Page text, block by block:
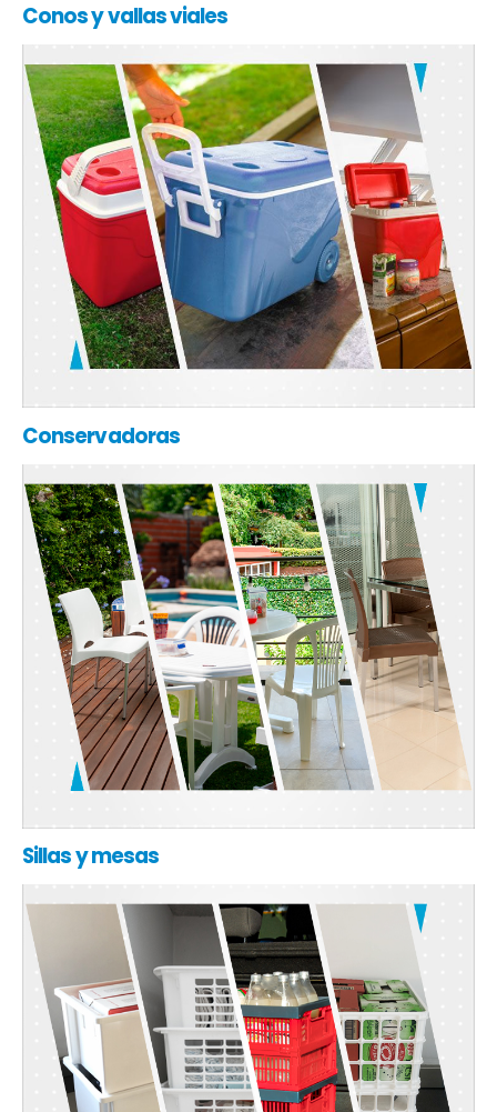
Conos y vallas viales
Conservadoras
Sillas y mesas